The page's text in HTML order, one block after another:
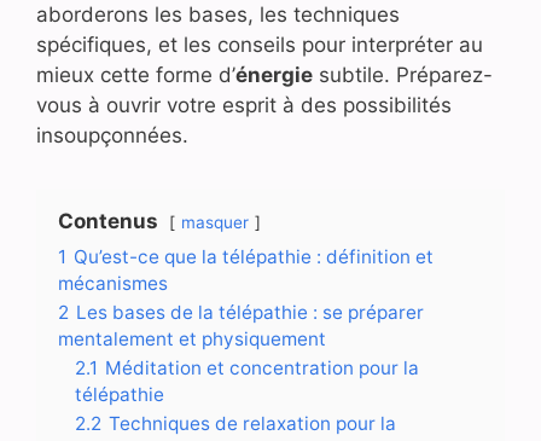
aborderons les bases, les techniques
spécifiques, et les conseils pour interpréter au
mieux cette forme d’énergie subtile. Préparez-
vous à ouvrir votre esprit à des possibilités
insoupçonnées.
Contenus masquer
1 Qu’est-ce que la télépathie : définition et
mécanismes
2 Les bases de la télépathie : se préparer
mentalement et physiquement
2.1 Méditation et concentration pour la
télépathie
2.2 Techniques de relaxation pour la